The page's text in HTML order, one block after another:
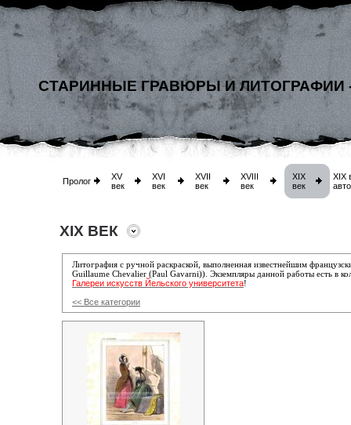
СТАРИННЫЕ ГРАВЮРЫ И ЛИТОГРАФИИ
Пролог
XV
век
XVI
век
XVII
век
XVIII
век
XIX
век
XIX
XIX ВЕК
Литография с ручной раскраской, выполненная известнейшим
Guillaume Chevalier (Paul Gavarni)). Экземпляры данной работы есть в
Галереи искусств Йельского университета!
<< Все категории